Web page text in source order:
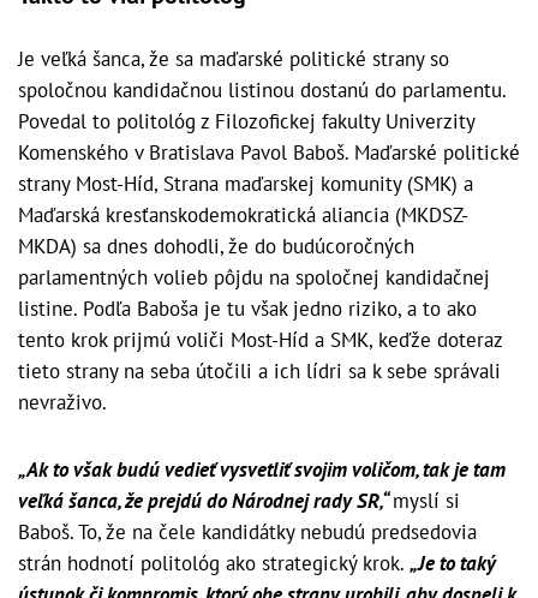
Je veľká šanca, že sa maďarské politické strany so
spoločnou kandidačnou listinou dostanú do parlamentu.
Povedal to politológ z Filozofickej fakulty Univerzity
Komenského v Bratislava Pavol Baboš. Maďarské politické
strany Most-Híd, Strana maďarskej komunity (SMK) a
Maďarská kresťanskodemokratická aliancia (MKDSZ-
MKDA) sa dnes dohodli, že do budúcoročných
parlamentných volieb pôjdu na spoločnej kandidačnej
listine. Podľa Baboša je tu však jedno riziko, a to ako
tento krok prijmú voliči Most-Híd a SMK, keďže doteraz
tieto strany na seba útočili a ich lídri sa k sebe správali
nevraživo.
„Ak to však budú vedieť vysvetliť svojim voličom, tak je tam
veľká šanca, že prejdú do Národnej rady SR,“myslí si
Baboš. To, že na čele kandidátky nebudú predsedovia
strán hodnotí politológ ako strategický krok. „Je to taký